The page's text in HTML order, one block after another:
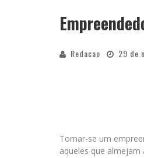
Redacao 29 de
Tornar-se um
aqueles que